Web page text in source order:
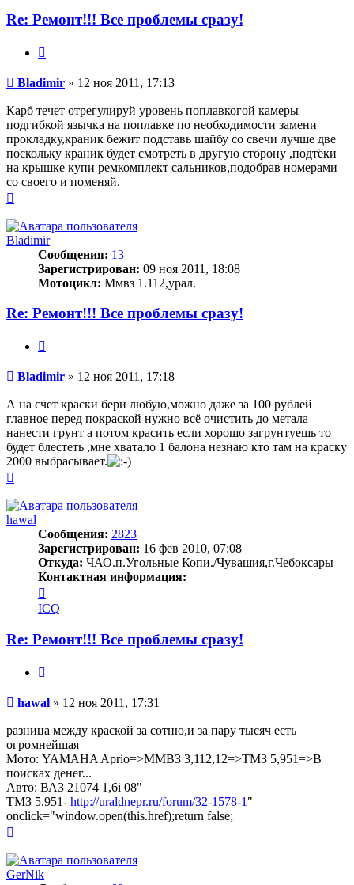
Re: Ремонт!!! Все проблемы сразу!
Сообщение
Bladimir » 12 ноя 2011, 17:13
Карб течет отрегулируй уровень поплавкогой камеры
подгибкой язычка на поплавке по необходимости замени
прокладку,краник бежит подставь шайбу со свечи лучше две
поскольку краник будет смотреть в другую сторону ,подтёки
на крышке купи ремкомплект сальников,подобрав номерами
со своего и поменяй.
началу
Bladimir
Сообщения: 13
Зарегистрирован: 09 ноя 2011, 18:08
Мотоцикл: Ммвз 1.112,урал.
Re: Ремонт!!! Все проблемы сразу!
Сообщение
Bladimir » 12 ноя 2011, 17:18
А на счет краски бери любую,можно даже за 100 рублей
главное перед покраской нужно всё очистить до метала
нанести грунт а потом красить если хорошо загрунтуешь то
будет блестеть ,мне хватало 1 балона незнаю кто там на краску
2000 выбрасывает.
началу
hawal
Сообщения: 2823
Зарегистрирован: 16 фев 2010, 07:08
Откуда: ЧАО.п.Угольные Копи./Чувашия,г.Чебоксары
Контактная информация:
информация
пользователя
ICQ
Re: Ремонт!!! Все проблемы сразу!
Сообщение
hawal » 12 ноя 2011, 17:31
разница между краской за сотню,и за пару тысяч есть
огромнейшая
Мото: YAMAHA Aprio=>ММВЗ 3,112,12=>ТМЗ 5,951=>В
поисках денег...
Авто: ВАЗ 21074 1,6i 08"
ТМЗ 5,951- http://uraldnepr.ru/forum/32-1578-1 "
onclick="window.open(this.href);return false;
началу
GerNik